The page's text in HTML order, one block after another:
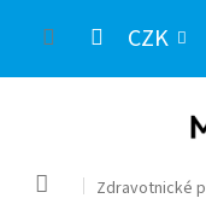
CZK
Domů Zdravotnické